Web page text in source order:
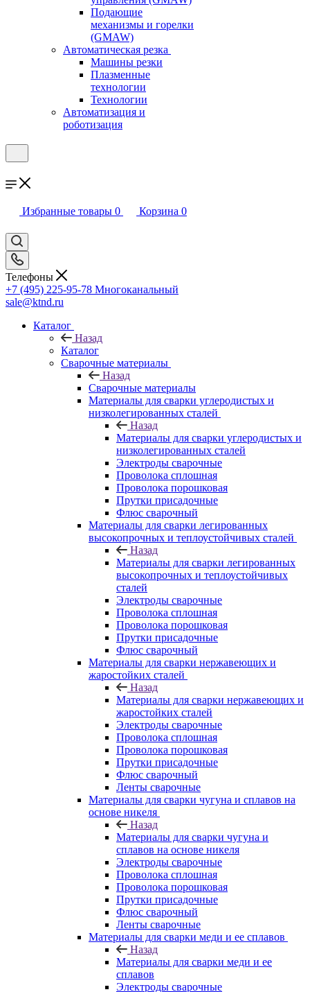
Подающие
механизмы и горелки
(GMAW)
Автоматическая резка
Машины резки
Плазменные
технологии
Технологии
Автоматизация и
роботизация
Избранные товары 0 Корзина 0
Телефоны
+7 (495) 225-95-78 Многоканальный
sale@ktnd.ru
Каталог
Назад
Каталог
Сварочные материалы
Назад
Сварочные материалы
Материалы для сварки углеродистых и
низколегированных сталей
Назад
Материалы для сварки углеродистых и
низколегированных сталей
Электроды сварочные
Проволока сплошная
Проволока порошковая
Прутки присадочные
Флюс сварочный
Материалы для сварки легированных
высокопрочных и теплоустойчивых сталей
Назад
Материалы для сварки легированных
высокопрочных и теплоустойчивых
сталей
Электроды сварочные
Проволока сплошная
Проволока порошковая
Прутки присадочные
Флюс сварочный
Материалы для сварки нержавеющих и
жаростойких сталей
Назад
Материалы для сварки нержавеющих и
жаростойких сталей
Электроды сварочные
Проволока сплошная
Проволока порошковая
Прутки присадочные
Флюс сварочный
Ленты сварочные
Материалы для сварки чугуна и сплавов на
основе никеля
Назад
Материалы для сварки чугуна и
сплавов на основе никеля
Электроды сварочные
Проволока сплошная
Проволока порошковая
Прутки присадочные
Флюс сварочный
Ленты сварочные
Материалы для сварки меди и ее сплавов
Назад
Материалы для сварки меди и ее
сплавов
Электроды сварочные